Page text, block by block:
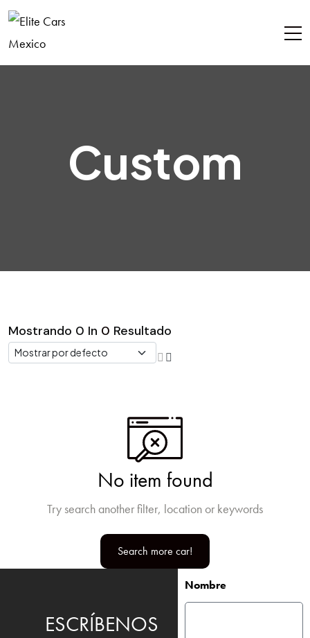
Custom
Mostrando 0 In 0 Resultado
No item found
Try search another filter, location or keywords
Search more car!
ESCRÍBENOS
Nombre